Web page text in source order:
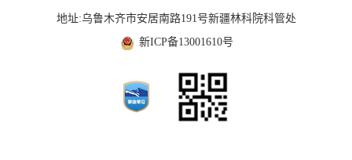
地址:乌鲁木齐市安居南路191号新疆林科院科管处
新ICP备13001610号